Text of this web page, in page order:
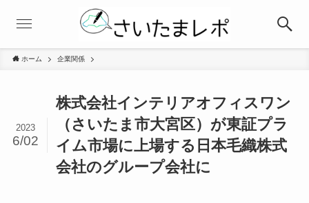
ホーム 企業関係
株式会社インテリアオフィスワン
（さいたま市大宮区）が東証プラ
イム市場に上場する日本毛織株式
会社のグループ会社に
2023
6/02